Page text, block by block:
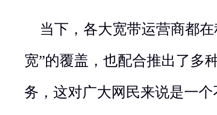
当下，各大宽带运营商都
宽”的覆盖，也配合推出了多
务，这对广大网民来说是一